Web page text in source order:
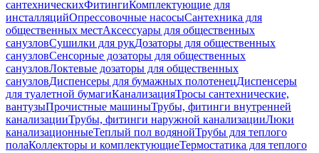
сантехническихФитингиКомплектующие для
инсталляцийОпрессовочные насосыСантехника для
общественных местАксессуары для общественных
санузловСушилки для рукДозаторы для общественных
санузловСенсорные дозаторы для общественных
санузловЛоктевые дозаторы для общественных
санузловДиспенсеры для бумажных полотенецДиспенсеры
для туалетной бумагиКанализацияТросы сантехнические,
вантузыПрочистные машиныТрубы, фитинги внутренней
канализацииТрубы, фитинги наружной канализацииЛюки
канализационныеТеплый пол водянойТрубы для теплого
полаКоллекторы и комплектующиеТермостатика для теплого